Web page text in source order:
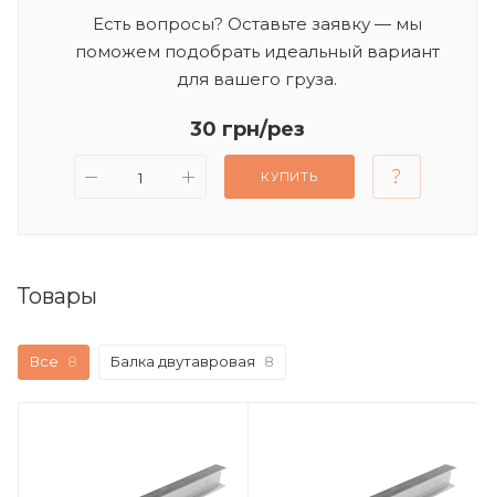
Есть вопросы? Оставьте заявку — мы
поможем подобрать идеальный вариант
для вашего груза.
30 грн/рез
КУПИТЬ
Товары
Все 8 Балка двутавровая 8